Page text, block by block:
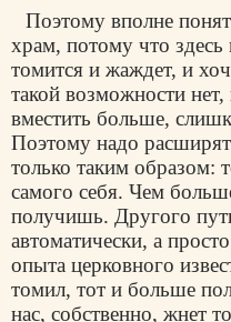
Поэтому вполне
храм, потому что
томится и жаждет, и
такой возможности
вместить больше,
Поэтому надо
только таким образом:
самого себя. Чем
получишь. Другого
автоматически, а
опыта церковного
томил, тот и больше
нас, собственно, жнет